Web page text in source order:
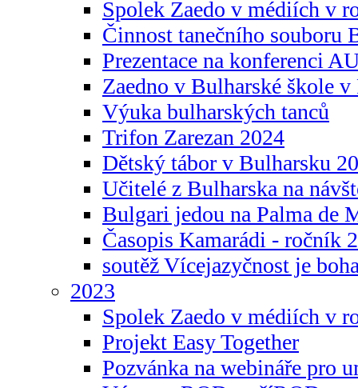
Spolek Zaedo v médiích v
Činnost tanečního souboru
Prezentace na konferenci
Zaedno v Bulharské škole v
Výuka bulharských tanců
Trifon Zarezan 2024
Dětský tábor v Bulharsku
Učitelé z Bulharska na
Bulgari jedou na Palma de
Časopis Kamarádi - ročník
soutěž Vícejazyčnost je
2023
Spolek Zaedo v médiích v
Projekt Easy Together
Pozvánka na webináře pro